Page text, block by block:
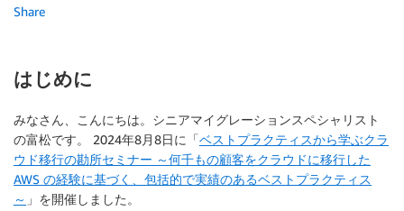
Share
はじめに
みなさん、こんにちは。シニアマイグレーションスペシャリスト
の富松です。 2024年8月8日に「ベストプラクティスから学ぶクラ
ウド移行の勘所セミナー ～何千もの顧客をクラウドに移行した
AWS の経験に基づく、包括的で実績のあるベストプラクティス
～ 」を開催しました。